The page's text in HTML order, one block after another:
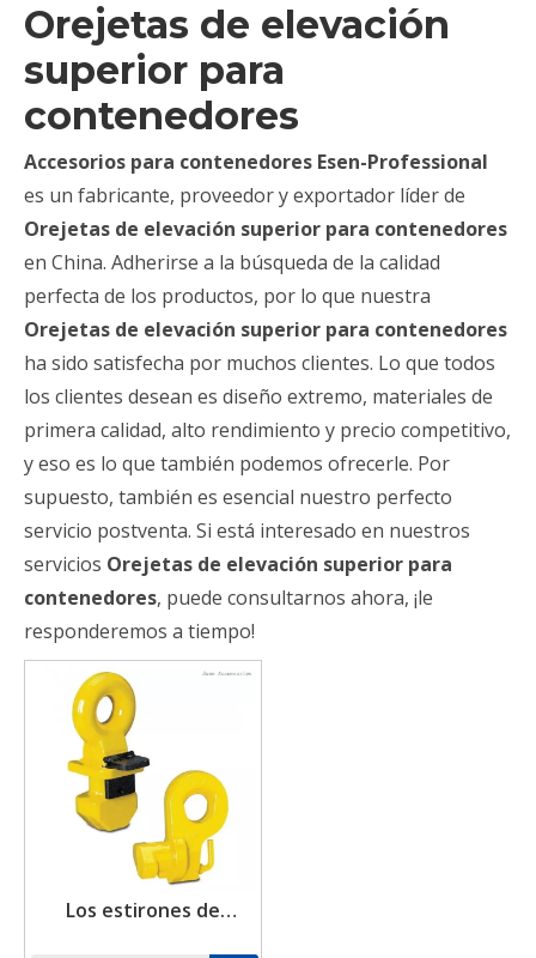
Orejetas de elevación
superior para
contenedores
Accesorios para contenedores Esen-Professional
es un fabricante, proveedor y exportador líder de
Orejetas de elevación superior para contenedores
en China. Adherirse a la búsqueda de la calidad
perfecta de los productos, por lo que nuestra
Orejetas de elevación superior para contenedores
ha sido satisfecha por muchos clientes. Lo que todos
los clientes desean es diseño extremo, materiales de
primera calidad, alto rendimiento y precio competitivo,
y eso es lo que también podemos ofrecerle. Por
supuesto, también es esencial nuestro perfecto
servicio postventa. Si está interesado en nuestros
servicios Orejetas de elevación superior para
contenedores, puede consultarnos ahora, ¡le
responderemos a tiempo!
Los estirones de